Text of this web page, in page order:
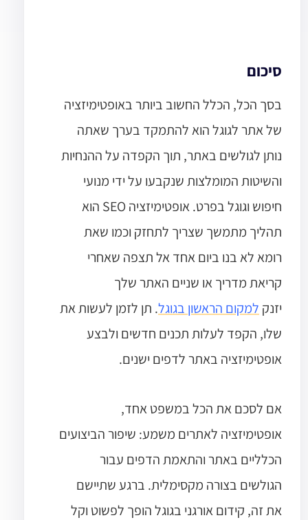
סיכום
בסך הכל, הכלל החשוב ביותר באופטימיזציה
של אתר לגוגל הוא להתמקד בערך שאתה
נותן לגולשים באתר, תוך הקפדה על ההנחיות
והשיטות המומלצות שנקבעו על ידי מנועי
חיפוש וגוגל בפרט. אופטימיזציה
SEO הוא
תהליך מתמשך שצריך לתחזק וכמו שאת
רומא לא בנו ביום אחד אל תצפה שאחרי
קריאת מדריך או שניים האתר שלך
יזנק למקום הראשון בגוגל. תן לזמן לעשות את
שלו, הקפד לעלות תכנים חדשים ולבצע
אופטימיזציה באתר לדפים ישנים.
אם לסכם את הכל במשפט אחד,
אופטימיזציה לאתרים משמע: שיפור הביצועים
הכלליים באתר והתאמת הדפים עבור
הגולשים בצורה מקסימלית. ברגע שתיישם
את זה, קידום אורגני בגוגל הופך לפשוט וקל